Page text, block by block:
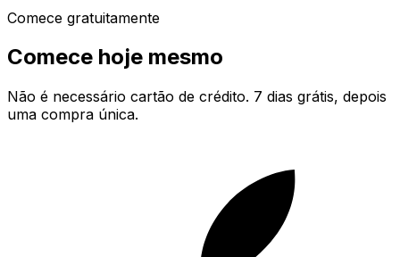
Comece gratuitamente
Comece hoje mesmo
Não é necessário cartão de crédito. 7 dias grátis, depois
uma compra única.